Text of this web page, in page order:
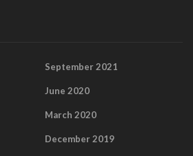
September 2021
June 2020
March 2020
December 2019